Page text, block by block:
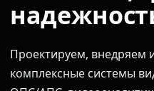
Проектируем, внедряем
комплексные системы